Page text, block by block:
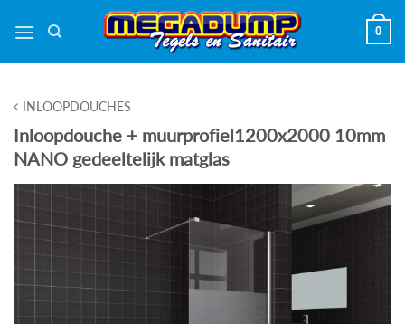
naar
0
INLOOPDOUCHES
Inloopdouche + muurprofiel1200x2000 10mm
NANO gedeeltelijk matglas